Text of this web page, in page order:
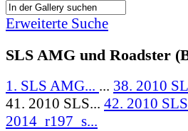
Erweiterte Suche
SLS AMG und Roadster
1. SLS AMG... ... 38. 2010
41. 2010 SLS... 42. 2010
2014_r197_s...